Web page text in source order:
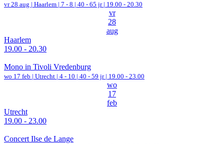
vr 28 aug | Haarlem | 7 - 8 | 40 - 65 jr | 19.00 - 20.30
vr
28
aug
Haarlem
19.00 - 20.30
Mono in Tivoli Vredenburg
wo 17 feb | Utrecht | 4 - 10 | 40 - 59 jr | 19.00 - 23.00
wo
17
feb
Utrecht
19.00 - 23.00
Concert Ilse de Lange